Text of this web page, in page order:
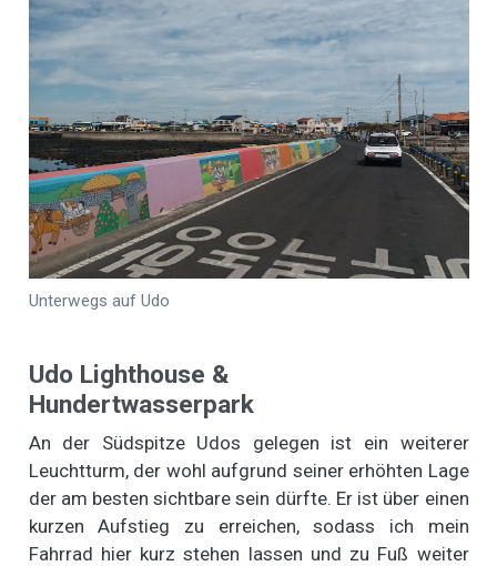
Unterwegs auf Udo
Udo Lighthouse &
Hundertwasserpark
An der Südspitze Udos gelegen ist ein weiterer
Leuchtturm, der wohl aufgrund seiner erhöhten Lage
der am besten sichtbare sein dürfte. Er ist über einen
kurzen Aufstieg zu erreichen, sodass ich mein
Fahrrad hier kurz stehen lassen und zu Fuß weiter